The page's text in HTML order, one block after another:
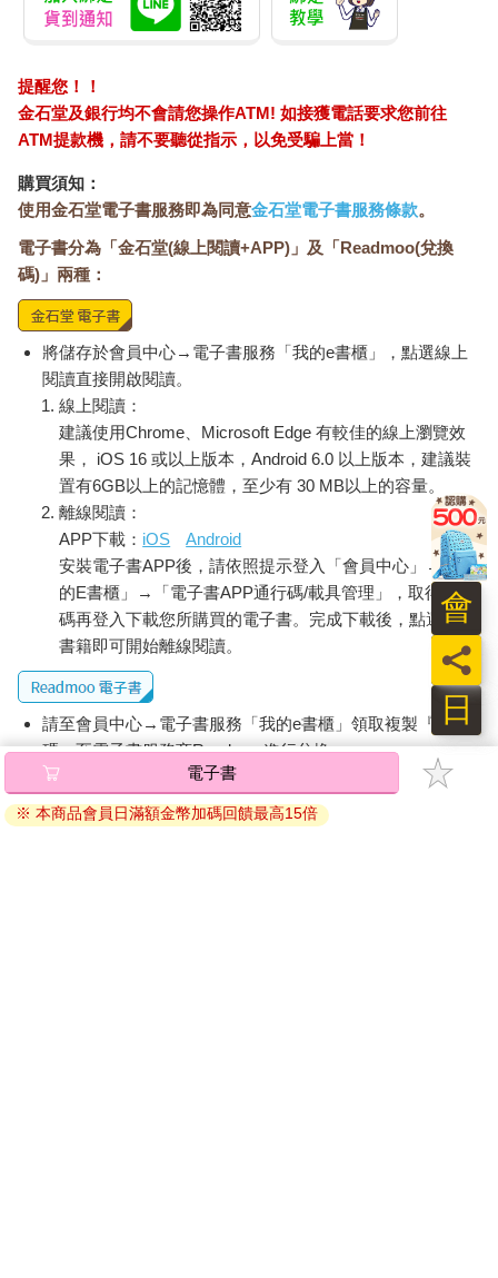
提醒您！！
金石堂及銀行均不會請您操作ATM! 如接獲電話要求您前往
ATM提款機，請不要聽從指示，以免受騙上當！
購買須知：
使用金石堂電子書服務即為同意金石堂電子書服務條款。
電子書分為「金石堂(線上閱讀+APP)」及「Readmoo(兌換
碼)」兩種：
將儲存於會員中心→電子書服務「我的e書櫃」，點選線上
閱讀直接開啟閱讀。
線上閱讀：
建議使用Chrome、Microsoft Edge 有較佳的線上瀏覽效
果， iOS 16 或以上版本，Android 6.0 以上版本，建議裝
置有6GB以上的記憶體，至少有 30 MB以上的容量。
離線閱讀：
APP下載： iOS
Android
安裝電子書APP後，請依照提示登入「會員中心」→「我
的E書櫃」→「電子書APP通行碼/載具管理」，取得通行
碼再登入下載您所購買的電子書。完成下載後，點選任一
書籍即可開始離線閱讀。
請至會員中心→電子書服務「我的e書櫃」領取複製『兌換
碼』至電子書服務商Readmoo進行兌換。
退換貨須知：
因版權保護，您在金石堂所購買的電子書僅能以金石堂專屬
電子書
※ 本商品會員日滿額金幣加碼回饋最高15倍
日
員
會